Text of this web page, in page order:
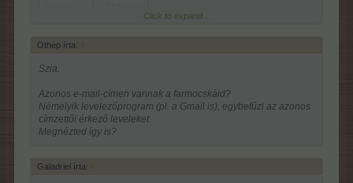
Galadriel*
Click to expand...
Othep írta: ↑
Szia.
Azonos e-mail-címen vannak a farmocskáid?
Némelyik levelezőprogram (pl. a Gmail is), egybefűzi az azonos
címzettől érkező leveleket.
Megnézted így is?
Galadriel írta: ↑